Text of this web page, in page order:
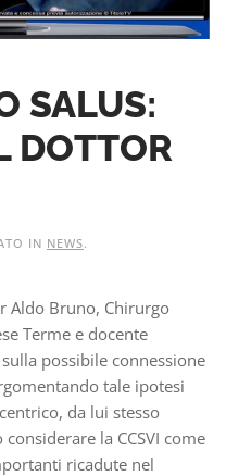
SALUS:
DOTTOR
IN NEWS.
Aldo Bruno, Chirurgo
Terme e docente
possibile connessione
tale ipotesi
da lui stesso
la CCSVI come
ricadute nel